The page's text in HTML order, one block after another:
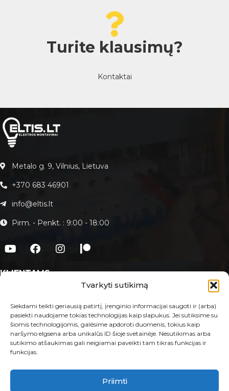
Tvarkyti sutikimą
Siekdami teikti geriausią patirtį, įrenginio informacijai saugoti ir (arba)
pasiekti naudojame tokias technologijas kaip slapukus. Jei sutiksime su
šiomis technologijomis, galėsime apdoroti duomenis, tokius kaip
naršymo elgsena arba unikalūs ID šioje svetainėje. Nesutikimas arba
sutikimo atšaukimas gali neigiamai paveikti tam tikras funkcijas ir
funkcijas.
Priimti
Turite klausimų?
Kontaktai
Metalo g. 9, Vilnius, Lietuva
+370 683 46901
info@eltis.lt
Pirm. - Penkt. : 9:00 - 18:00
KLIENTAMS
Paslaugos
Kontaktai
E-PARDUOTUVĖ
Taisyklės ir sąlygos